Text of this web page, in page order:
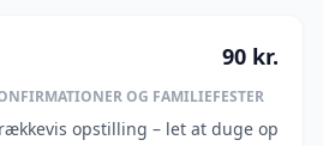
90 kr.
OG FAMILIEFESTER
opstilling – let at duge op